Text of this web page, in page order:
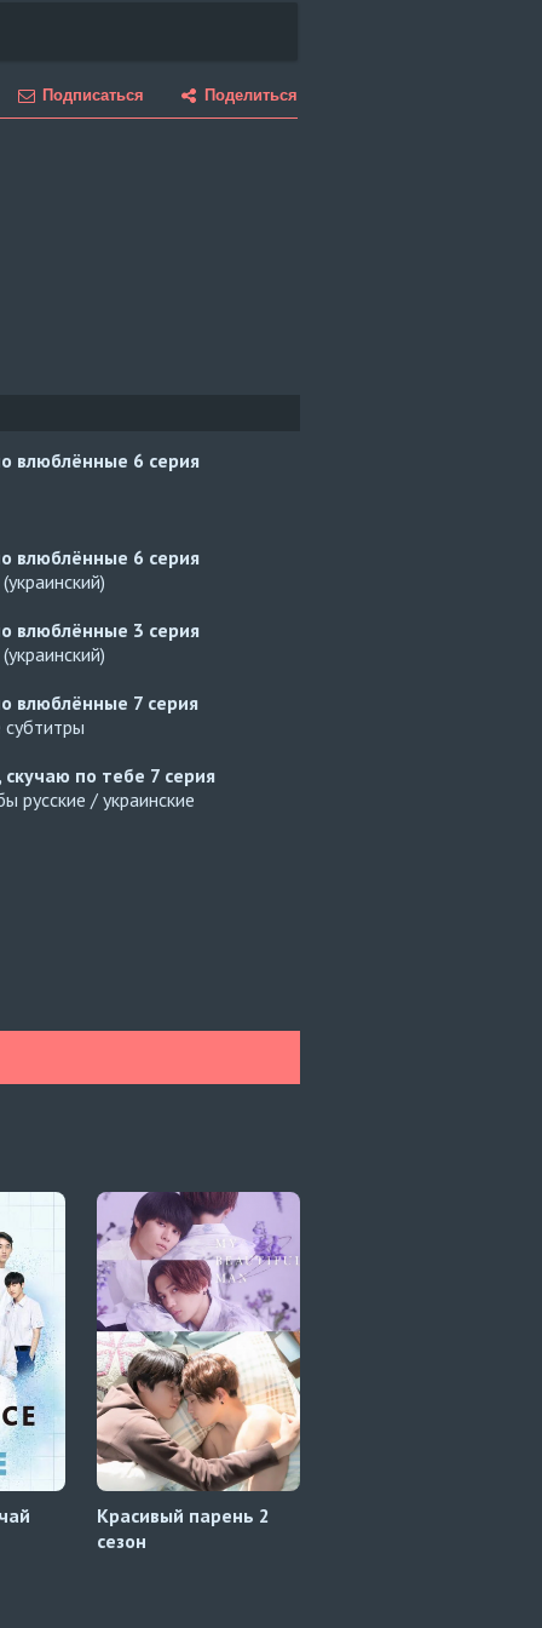
Подписаться Поделиться
влюблённые 6 серия
влюблённые 6 серия
влюблённые 3 серия
влюблённые 7 серия
субтитры
скучаю по тебе 7 серия
русские / украинские
Красивый парень 2
сезон